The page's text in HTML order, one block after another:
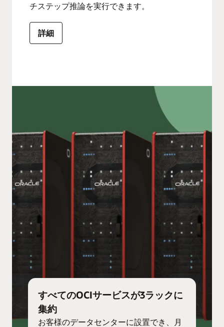
すべてのOCIサービスが3ラックに
集約
お客様のデータセンターに設置でき、月
チステップ推論を実行できます。
詳細